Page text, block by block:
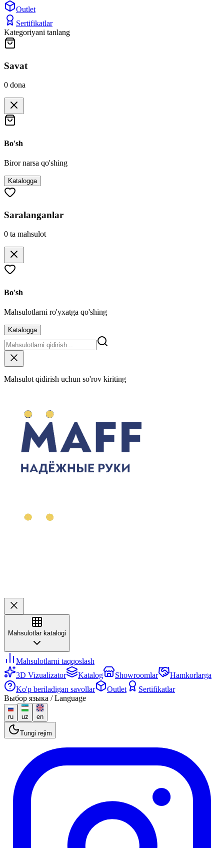
Outlet
Sertifikatlar
Kategoriyani tanlang
Savat
0 dona
Bo'sh
Biror narsa qo'shing
Katalogga
Saralanganlar
0 ta mahsulot
Bo'sh
Mahsulotlarni ro'yxatga qo'shing
Katalogga
Mahsulot qidirish uchun so'rov kiriting
Mahsulotlar katalogi
Mahsulotlarni taqqoslash
3D Vizualizator
Katalog Showroomlar
Hamkorlarga
Ko'p beriladigan savollar
Outlet
Sertifikatlar
Выбор языка / Language
ru uz en
Tungi rejim